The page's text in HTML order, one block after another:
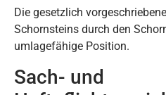
Die gesetzlich
Schornsteins durch den
umlagefähige Position.
Sach- und